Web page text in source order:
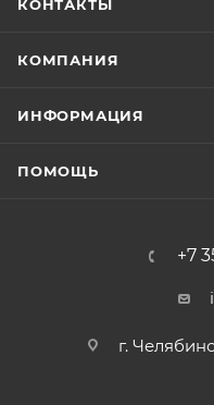
КОНТАКТЫ
КОМПАНИЯ
ИНФОРМАЦИЯ
ПОМОЩЬ
+7
г.